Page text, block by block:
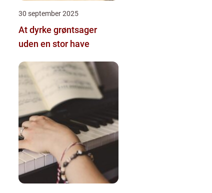
30 september 2025
At dyrke grøntsager
uden en stor have